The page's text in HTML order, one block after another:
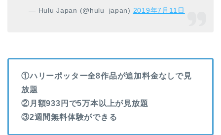
— Hulu Japan (@hulu_japan) 2019年7月11日
①ハリーポッター全8作品が追加料金なしで見
放題
②月額933円で5万本以上が見放題
③2週間無料体験ができる